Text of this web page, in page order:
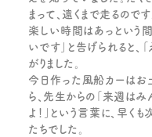
まって、遠くまで走るのです
楽しい時間はあっという
いです」と告げられると、
がりました。
今日作った風船カーはお
ら、先生からの「来週は
よ！」という言葉に、早く
たちでした。